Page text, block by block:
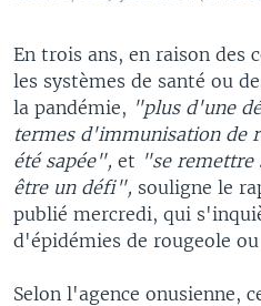
En trois ans, en raison des
les systèmes de santé ou
la pandémie, "plus d'une
termes d'immunisation de
été sapée", et "se remettre
être un défi", souligne le
publié mercredi, qui
d'épidémies de rougeole
Selon l'agence onusienne,